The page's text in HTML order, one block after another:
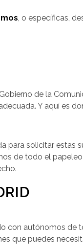
, o específicas,
de la
Y aquí es
para solicitar estas
de todo el
con autónomos de
que puedes